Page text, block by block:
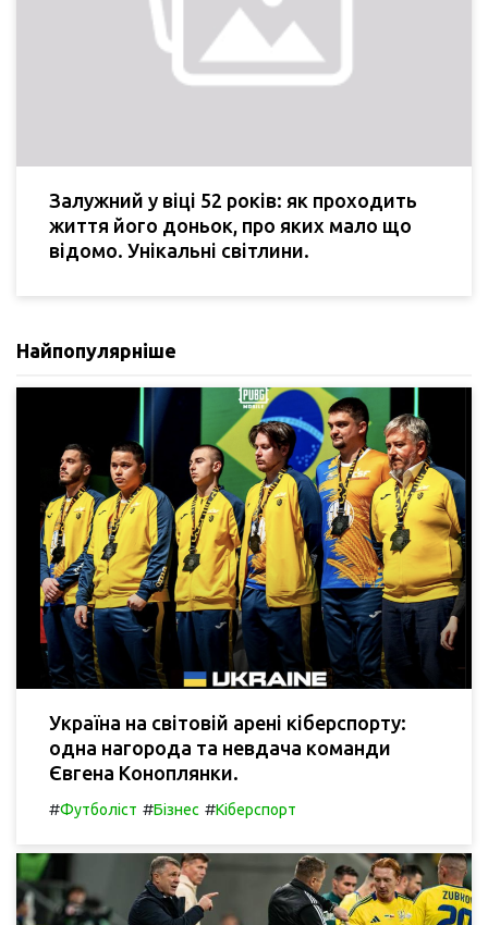
Залужний у віці 52 років: як проходить
життя його доньок, про яких мало що
відомо. Унікальні світлини.
Найпопулярніше
Україна на світовій арені кіберспорту:
одна нагорода та невдача команди
Євгена Коноплянки.
#Футболіст #Бізнес #Кіберспорт